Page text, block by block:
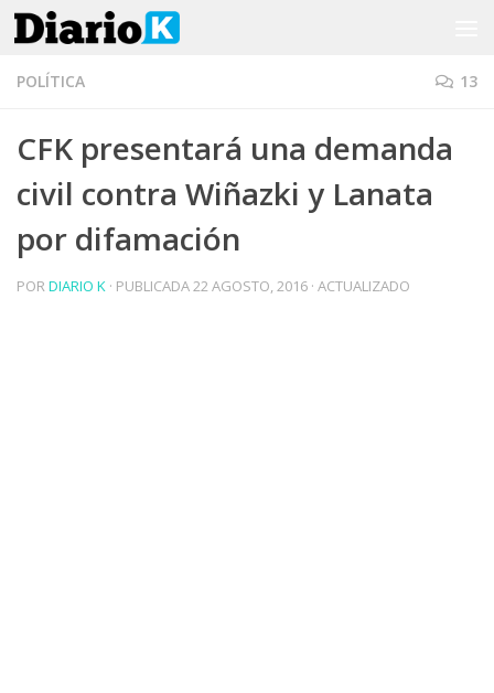
Saltar al contenido
POLÍTICA 13
CFK presentará una demanda
civil contra Wiñazki y Lanata
por difamación
PORDIARIO K · PUBLICADA22 AGOSTO, 2016 · ACTUALIZADO